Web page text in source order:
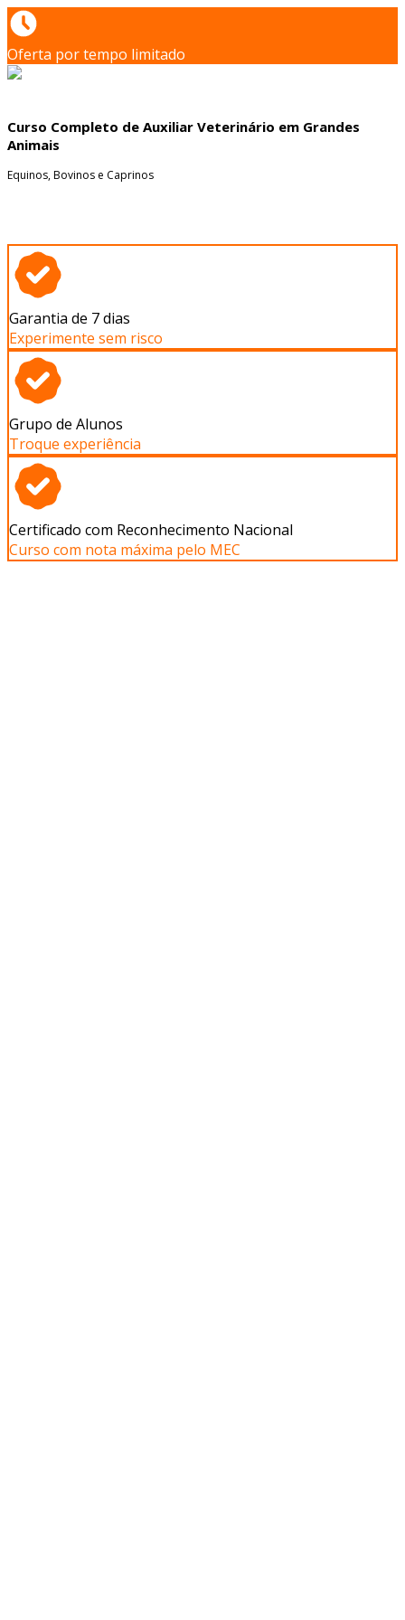
Oferta por tempo limitado
Curso Completo de Auxiliar Veterinário em Grandes
Animais
Equinos, Bovinos e Caprinos
Garantia de 7 dias
Experimente sem risco
Grupo de Alunos
Troque experiência
Certificado com Reconhecimento Nacional
Curso com nota máxima pelo MEC